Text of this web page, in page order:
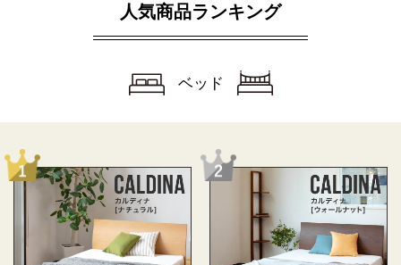
人気商品ランキング
ベッド